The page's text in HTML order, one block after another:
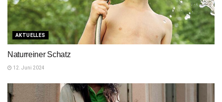
AKTUELLES
Naturreiner Schatz
12. Juni 2024